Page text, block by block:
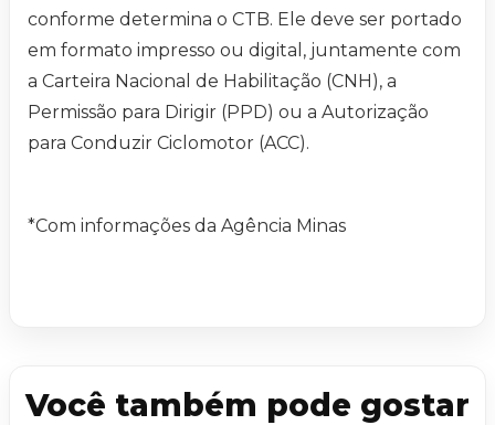
conforme determina o CTB. Ele deve ser portado
em formato impresso ou digital, juntamente com
a Carteira Nacional de Habilitação (CNH), a
Permissão para Dirigir (PPD) ou a Autorização
para Conduzir Ciclomotor (ACC).
*Com informações da Agência Minas
Você também pode gostar